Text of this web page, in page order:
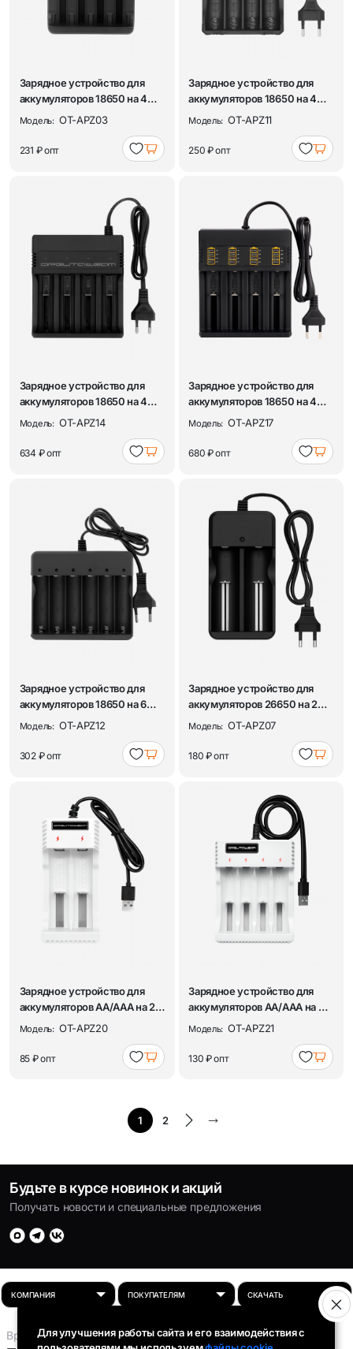
Зарядное устройство для
аккумуляторов 18650 на 4
слота Орбит...
Модель: OT-APZ03
231 ₽опт
Зарядное устройство для
аккумуляторов 18650 на 4
слота Орбит...
Модель: OT-APZ11
250 ₽опт
Зарядное устройство для
аккумуляторов 18650 на 4
слота Орбит...
Модель: OT-APZ14
634 ₽опт
Зарядное устройство для
аккумуляторов 18650 на 4
слота Орбит...
Модель: OT-APZ17
680 ₽опт
Зарядное устройство для
аккумуляторов 18650 на 6
слотов Орби...
Модель: OT-APZ12
302 ₽опт
Зарядное устройство для
аккумуляторов 26650 на 2
слота Орбит...
Модель: OT-APZ07
180 ₽опт
Зарядное устройство для
аккумуляторов АА/ААА на 2
слота Орби...
Модель: OT-APZ20
85 ₽опт
Зарядное устройство для
аккумуляторов АА/ААА на 4
слота Орби...
Модель: OT-APZ21
130 ₽опт
1 2
Будьте в курсе новинок и акций
Получать новости и специальные предложения
Время работы:
Для улучшения работы сайта и его взаимодействия с